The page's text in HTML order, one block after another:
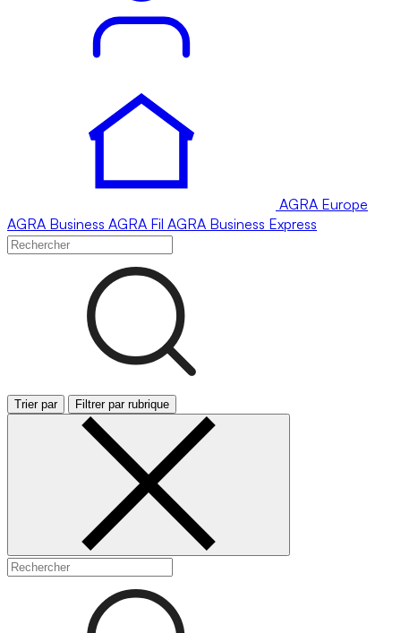
AGRA Europe
AGRA Business AGRA Fil AGRA Business Express
Trier par Filtrer par rubrique